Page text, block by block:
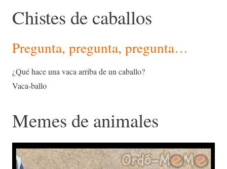
Chistes de caballos
Pregunta, pregunta, pregunta…
¿Qué hace una vaca arriba de un caballo?
Vaca-ballo
Memes de animales